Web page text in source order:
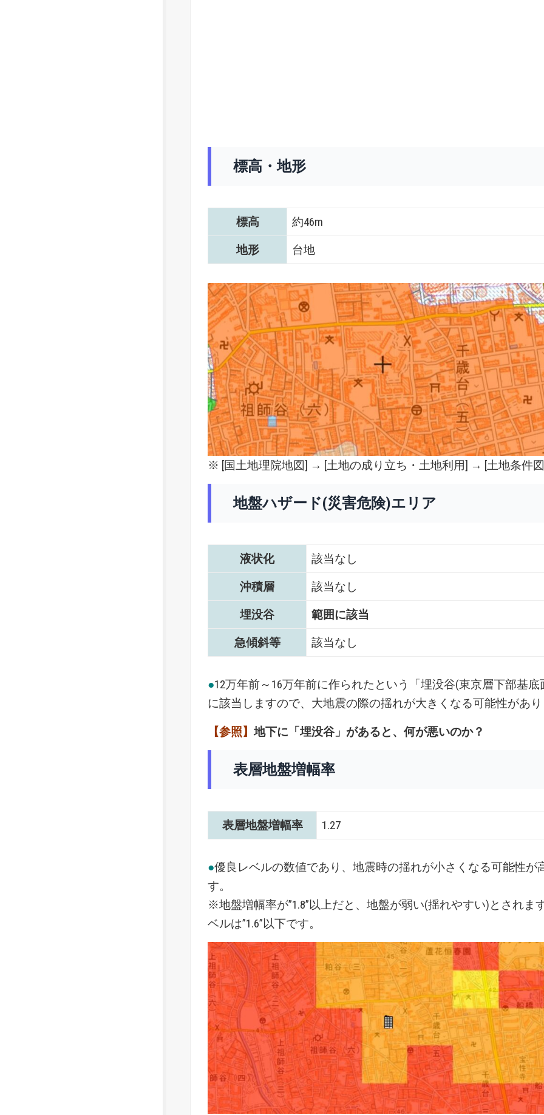
標高・地形
標高
約46m
地形
台地
※ [国土地理院地図] → [土地の成り立ち・土地利用] → [土地条件
地盤ハザード(災害危険)エリア
液状化
該当なし
沖積層
該当なし
埋没谷
範囲に該当
急傾斜等
該当なし
●12万年前～16万年前に作られたという「埋没谷(東京層下部基
に該当しますので、大地震の際の揺れが大きくなる可能性があ
【参照】地下に「埋没谷」があると、何が悪いのか？
表層地盤増幅率
表層地盤増幅率 1.27
●優良レベルの数値であり、地震時の揺れが小さくなる可能性が
す。
※地盤増幅率が”1.8”以上だと、地盤が弱い(揺れやすい)とされま
ベルは”1.6”以下です。